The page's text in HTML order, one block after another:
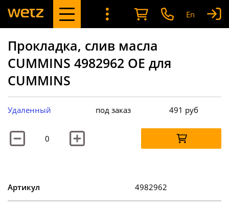
En
Прокладка, слив масла
CUMMINS 4982962 OE для
CUMMINS
Удаленный под заказ 491 руб
Артикул 4982962